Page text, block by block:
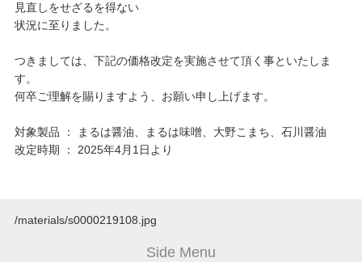
見直しをせざるを得ない
状況に至りました。
つきましては、下記の価格改定を実施させて頂く事といたしま
す。
何卒ご理解を賜りますよう、お願い申し上げます。
対象製品 ： まるは醤油、まるは味噌、大野こまち、石川醤油
改定時期 ： 2025年4月1日より
/materials/s0000219108.jpg
Side Menu